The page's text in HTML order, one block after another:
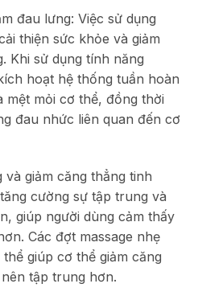
đau lưng: Việc sử dụng
thiện sức khỏe và giảm
Khi sử dụng tính năng
hoạt hệ thống tuần hoàn
mệt mỏi cơ thể, đồng thời
đau nhức liên quan đến cơ
giảm căng thẳng tinh
cường sự tập trung và
giúp người dùng cảm thấy
Các đợt massage nhẹ
giúp cơ thể giảm căng
tập trung hơn.